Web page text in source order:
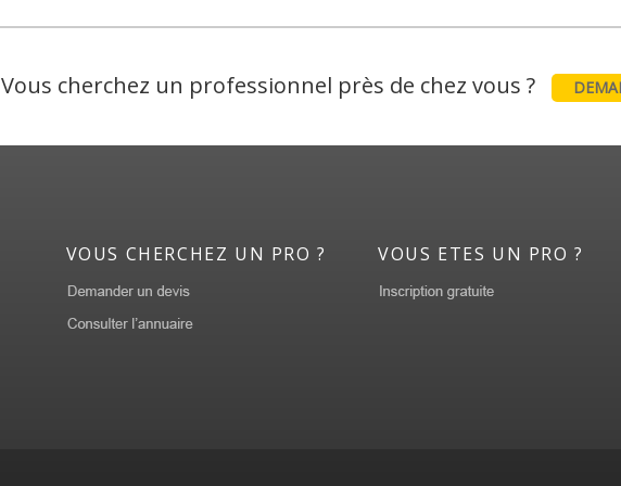
Vous cherchez un professionnel près de chez vous ?
VOUS CHERCHEZ UN PRO ? VOUS ETES UN PRO ?